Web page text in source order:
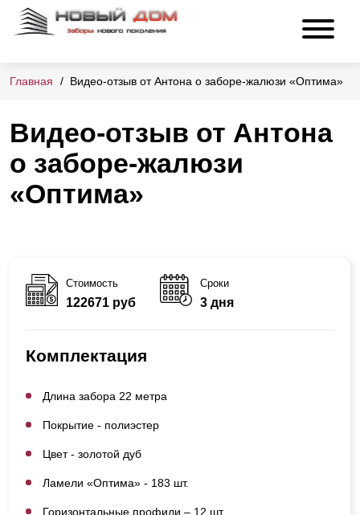
Главная Видео-отзыв от Антона о заборе-жалюзи «Оптима»
Видео-отзыв от Антона
о заборе-жалюзи
«Оптима»
Стоимость
122671 руб
Сроки
3 дня
Комплектация
Длина забора 22 метра
Покрытие - полиэстер
Цвет - золотой дуб
Ламели «Оптима» - 183 шт.
Горизонтальные профили – 12 шт.